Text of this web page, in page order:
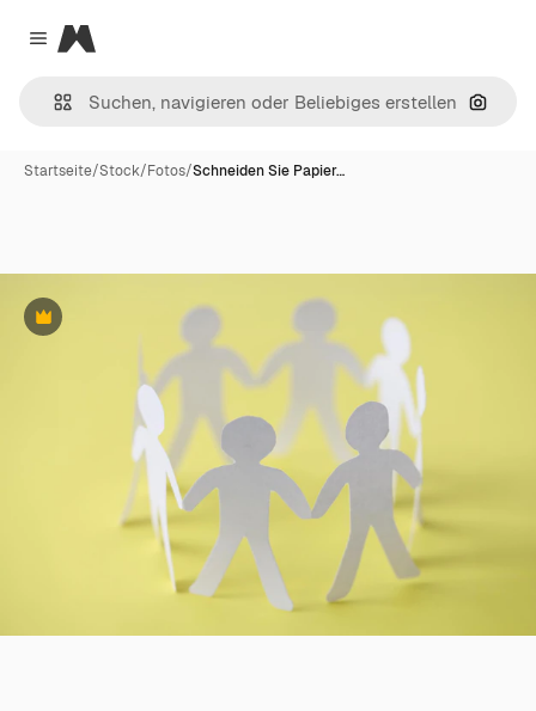
Close menu
Magnific
Nach
Startseite/Stock/Fotos/Schneiden Sie Papier…
Premium